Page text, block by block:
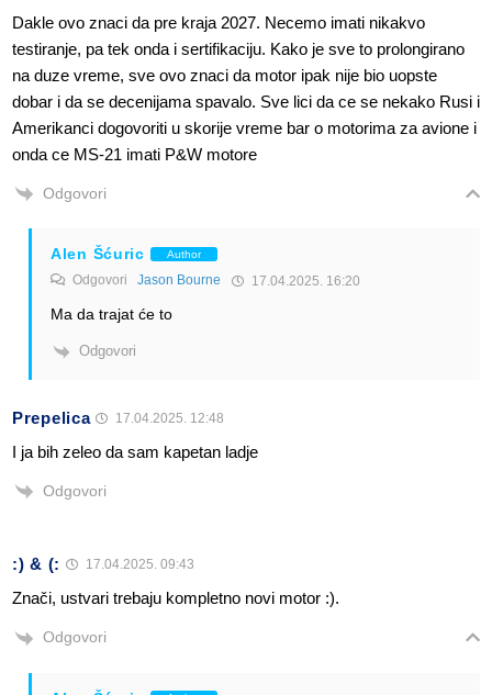
Dakle ovo znaci da pre kraja 2027. Necemo imati nikakvo
testiranje, pa tek onda i sertifikaciju. Kako je sve to prolongirano
na duze vreme, sve ovo znaci da motor ipak nije bio uopste
dobar i da se decenijama spavalo. Sve lici da ce se nekako Rusi i
Amerikanci dogovoriti u skorije vreme bar o motorima za avione i
onda ce MS-21 imati P&W motore
Odgovori
Alen Šćuric Author
Odgovori Jason Bourne 17.04.2025. 16:20
Ma da trajat će to
Odgovori
Prepelica 17.04.2025. 12:48
I ja bih zeleo da sam kapetan ladje
Odgovori
:) & (: 17.04.2025. 09:43
Znači, ustvari trebaju kompletno novi motor :).
Odgovori